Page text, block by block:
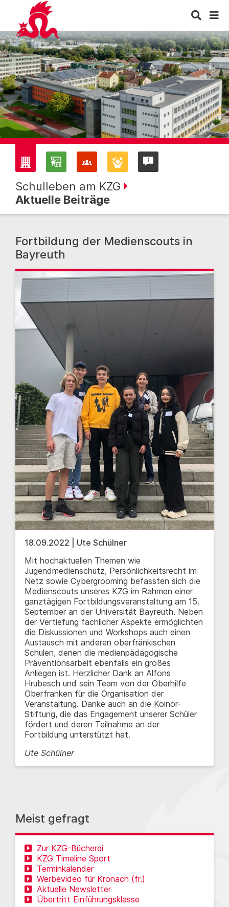
Schulleben am KZG
Aktuelle Beiträge
Fortbildung der Medienscouts in
Bayreuth
18.09.2022 | Ute Schülner
Mit hochaktuellen Themen wie
Jugendmedienschutz, Persönlichkeitsrecht im
Netz sowie Cybergrooming befassten sich die
Medienscouts unseres KZG im Rahmen einer
ganztägigen Fortbildungsveranstaltung am 15.
September an der Universität Bayreuth. Neben
der Vertiefung fachlicher Aspekte ermöglichten
die Diskussionen und Workshops auch einen
Austausch mit anderen oberfränkischen
Schulen, denen die medienpädagogische
Präventionsarbeit ebenfalls ein großes
Anliegen ist. Herzlicher Dank an Alfons
Hrubesch und sein Team von der Oberhilfe
Oberfranken für die Organisation der
Veranstaltung. Danke auch an die Koinor-
Stiftung, die das Engagement unserer Schüler
fördert und deren Teilnahme an der
Fortbildung unterstützt hat.
Ute Schülner
Meist gefragt
Zur KZG-Bücherei
KZG Timeline Sport
Terminkalender
Werbevideo für Kronach (fr.)
Aktuelle Newsletter
Übertritt Einführungsklasse